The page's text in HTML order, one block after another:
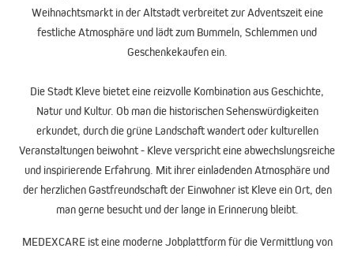
Weihnachtsmarkt in der Altstadt verbreitet zur Adventszeit eine
festliche Atmosphäre und lädt zum Bummeln, Schlemmen und
Geschenkekaufen ein.
Die Stadt Kleve bietet eine reizvolle Kombination aus Geschichte,
Natur und Kultur. Ob man die historischen Sehenswürdigkeiten
erkundet, durch die grüne Landschaft wandert oder kulturellen
Veranstaltungen beiwohnt - Kleve verspricht eine abwechslungsreiche
und inspirierende Erfahrung. Mit ihrer einladenden Atmosphäre und
der herzlichen Gastfreundschaft der Einwohner ist Kleve ein Ort, den
man gerne besucht und der lange in Erinnerung bleibt.
MEDEXCARE ist eine moderne Jobplattform für die Vermittlung von